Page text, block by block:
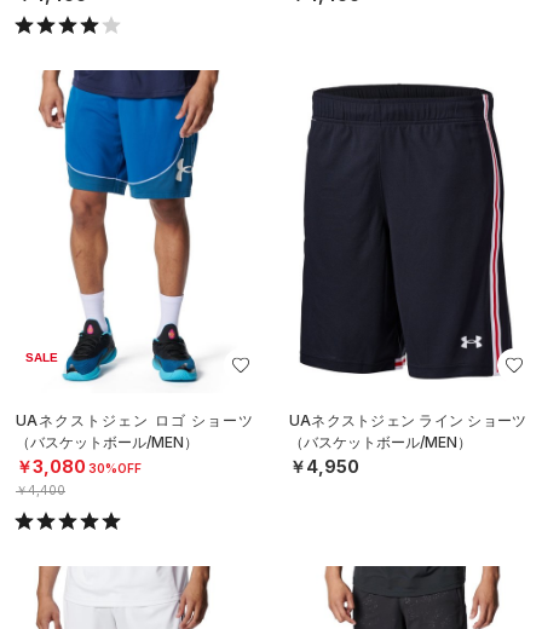
SALE
UAネクストジェン ロゴ ショーツ
（バスケットボール/MEN）
￥3,080 30%OFF
￥4,400
UAネクストジェン ライン ショーツ
（バスケットボール/MEN）
￥4,950